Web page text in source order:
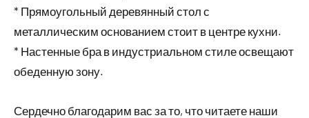
* Прямоугольный деревянный стол с
металлическим основанием стоит в центре кухни.
* Настенные бра в индустриальном стиле освещают
обеденную зону.
Сердечно благодарим вас за то, что читаете наши